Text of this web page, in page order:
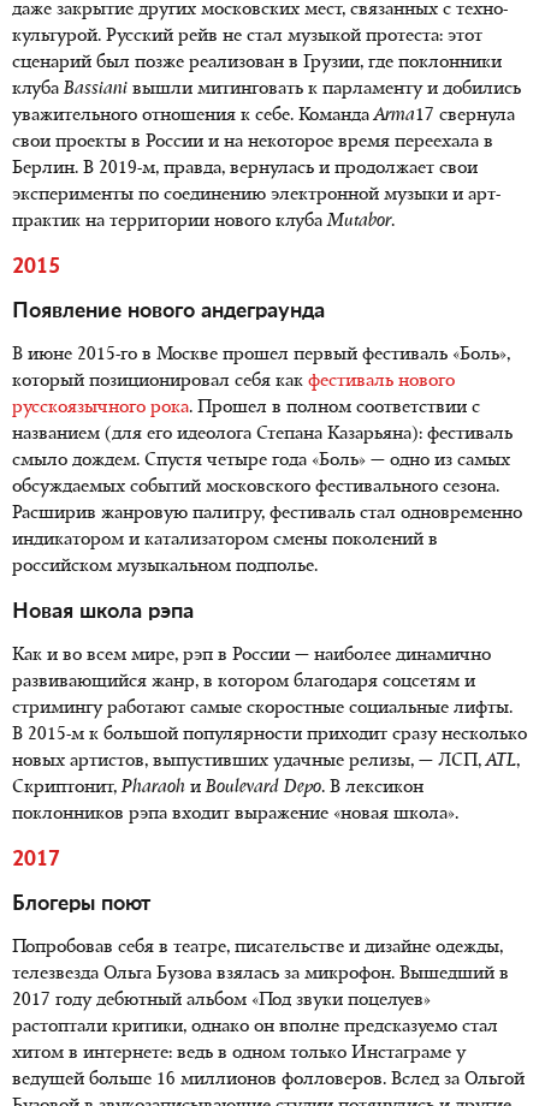
даже закрытие других московских мест, связанных с техно-
культурой. Русский рейв не стал музыкой протеста: этот
сценарий был позже реализован в Грузии, где поклонники
клубаBassiani вышли митинговать к парламенту и добились
уважительного отношения к себе. КомандаArma17 свернула
свои проекты в России и на некоторое время переехала в
Берлин. В 2019-м, правда, вернулась и продолжает свои
эксперименты по соединению электронной музыки и арт-
практик на территории нового клубаMutabor.
2015
Появление нового андеграунда
В июне 2015-го в Москве прошел первый фестиваль «Боль»,
который позиционировал себя как фестиваль нового
русскоязычного рока. Прошел в полном соответствии с
названием (для его идеолога Степана Казарьяна): фестиваль
смыло дождем. Спустя четыре года «Боль» — одно из самых
обсуждаемых событий московского фестивального сезона.
Расширив жанровую палитру, фестиваль стал одновременно
индикатором и катализатором смены поколений в
российском музыкальном подполье.
Новая школа рэпа
Как и во всем мире, рэп в России — наиболее динамично
развивающийся жанр, в котором благодаря соцсетям и
стримингу работают самые скоростные социальные лифты.
В 2015-м к большой популярности приходит сразу несколько
новых артистов, выпустивших удачные релизы, — ЛСП,ATL,
Скриптонит,Pharaoh иBoulevard Depo. В лексикон
поклонников рэпа входит выражение «новая школа».
2017
Блогеры поют
Попробовав себя в театре, писательстве и дизайне одежды,
телезвезда Ольга Бузова взялась за микрофон. Вышедший в
2017 году дебютный альбом «Под звуки поцелуев»
растоптали критики, однако он вполне предсказуемо стал
хитом в интернете: ведь в одном только Инстаграме у
ведущей больше 16 миллионов фолловеров. Вслед за Ольгой